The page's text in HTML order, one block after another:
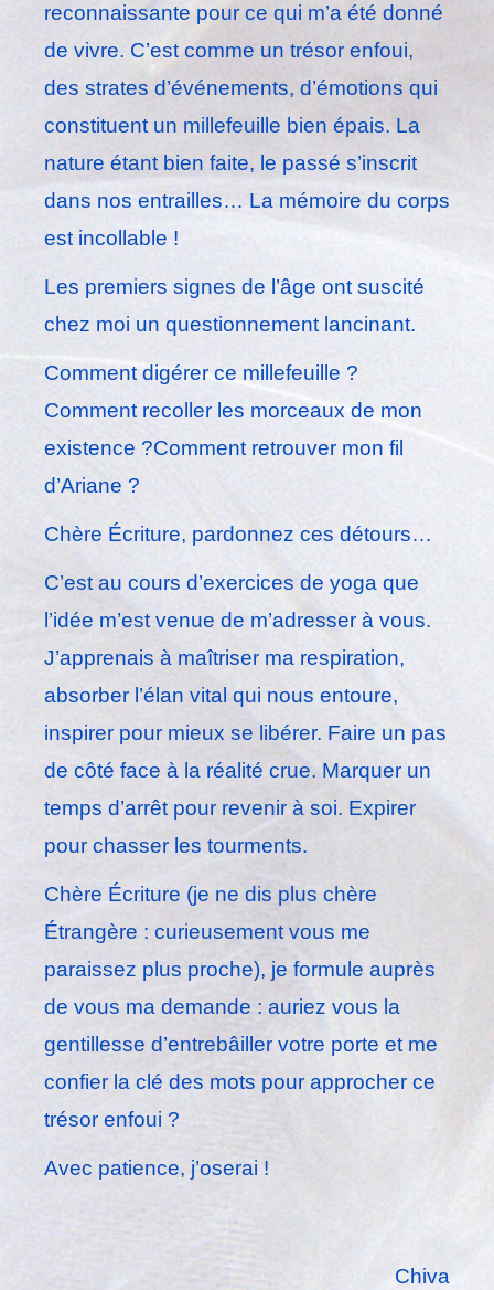
reconnaissante pour ce qui m’a été donné
de vivre. C’est comme un trésor enfoui,
des strates d’événements, d’émotions qui
constituent un millefeuille bien épais. La
nature étant bien faite, le passé s’inscrit
dans nos entrailles… La mémoire du corps
est incollable !
Les premiers signes de l’âge ont suscité
chez moi un questionnement lancinant.
Comment digérer ce millefeuille ?
Comment recoller les morceaux de mon
existence ?Comment retrouver mon fil
d’Ariane ?
Chère Écriture, pardonnez ces détours…
C’est au cours d’exercices de yoga que
l’idée m’est venue de m’adresser à vous.
J’apprenais à maîtriser ma respiration,
absorber l’élan vital qui nous entoure,
inspirer pour mieux se libérer. Faire un pas
de côté face à la réalité crue. Marquer un
temps d’arrêt pour revenir à soi. Expirer
pour chasser les tourments.
Chère Écriture (je ne dis plus chère
Étrangère : curieusement vous me
paraissez plus proche), je formule auprès
de vous ma demande : auriez vous la
gentillesse d’entrebâiller votre porte et me
confier la clé des mots pour approcher ce
trésor enfoui ?
Avec patience, j’oserai !
Chiva